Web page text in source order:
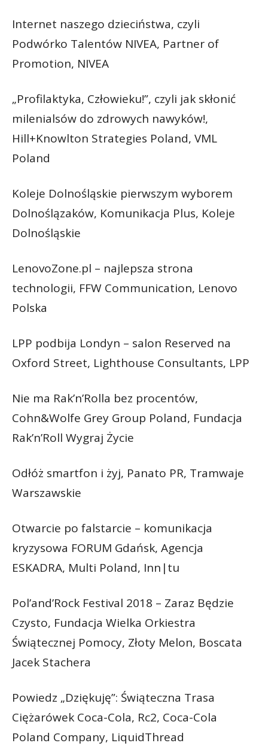
Internet naszego dzieciństwa, czyli
Podwórko Talentów NIVEA, Partner of
Promotion, NIVEA
„Profilaktyka, Człowieku!”, czyli jak skłonić
milenialsów do zdrowych nawyków!,
Hill+Knowlton Strategies Poland, VML
Poland
Koleje Dolnośląskie pierwszym wyborem
Dolnoślązaków, Komunikacja Plus, Koleje
Dolnośląskie
LenovoZone.pl – najlepsza strona
technologii, FFW Communication, Lenovo
Polska
LPP podbija Londyn – salon Reserved na
Oxford Street, Lighthouse Consultants, LPP
Nie ma Rak’n’Rolla bez procentów,
Cohn&Wolfe Grey Group Poland, Fundacja
Rak’n’Roll Wygraj Życie
Odłóż smartfon i żyj, Panato PR, Tramwaje
Warszawskie
Otwarcie po falstarcie – komunikacja
kryzysowa FORUM Gdańsk, Agencja
ESKADRA, Multi Poland, Inn|tu
Pol’and’Rock Festival 2018 – Zaraz Będzie
Czysto, Fundacja Wielka Orkiestra
Świątecznej Pomocy, Złoty Melon, Boscata
Jacek Stachera
Powiedz „Dziękuję”: Świąteczna Trasa
Ciężarówek Coca-Cola, Rc2, Coca-Cola
Poland Company, LiquidThread